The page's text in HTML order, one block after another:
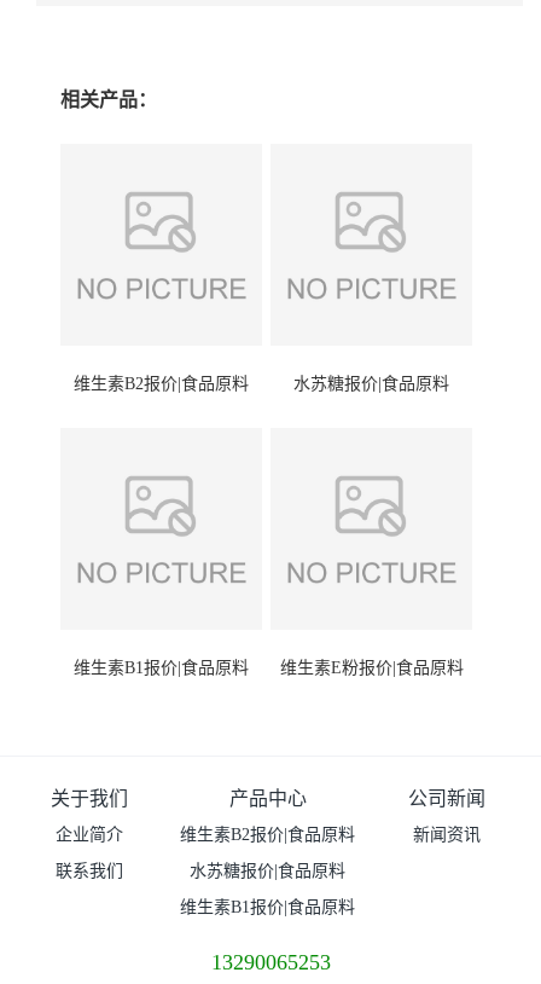
相关产品：
维生素B2报价|食品原料 水苏糖报价|食品原料
维生素B1报价|食品原料 维生素E粉报价|食品原料
关于我们
企业简介
联系我们
产品中心
维生素B2报价|食品原料
水苏糖报价|食品原料
维生素B1报价|食品原料
公司新闻
新闻资讯
13290065253